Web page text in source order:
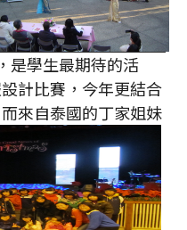
學生最期待的活
計比賽，今年更結合
來自泰國的丁家姐妹